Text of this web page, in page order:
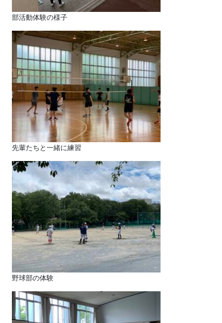
部活動体験の様子
先輩たちと一緒に練習
野球部の体験